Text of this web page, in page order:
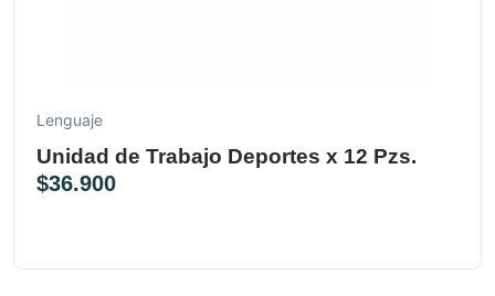
Lenguaje
Unidad de Trabajo Deportes x 12 Pzs.
$36.900